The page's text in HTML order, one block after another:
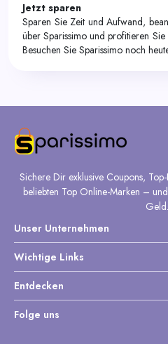
Jetzt sparen
Sparen Sie Zeit und Aufwand,
über Sparissimo und profitieren
Besuchen Sie Sparissimo noch
Sichere Dir exklusive Coupons,
beliebten Top Online-Marken –
Geld.
Unser Unternehmen
Wichtige Links
Entdecken
Folge uns